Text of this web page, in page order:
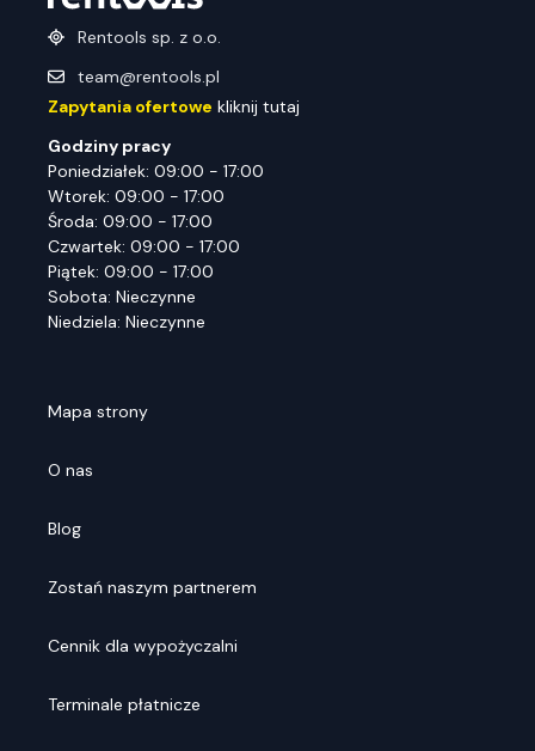
Rentools sp. z o.o.
team@rentools.pl
Zapytania ofertowe kliknij tutaj
Godziny pracy
Poniedziałek: 09:00 - 17:00
Wtorek: 09:00 - 17:00
Środa: 09:00 - 17:00
Czwartek: 09:00 - 17:00
Piątek: 09:00 - 17:00
Sobota: Nieczynne
Niedziela: Nieczynne
Mapa strony
O nas
Blog
Zostań naszym partnerem
Cennik dla wypożyczalni
Terminale płatnicze